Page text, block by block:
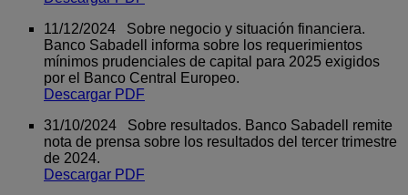
11/12/2024 Sobre negocio y situación financiera.
Banco Sabadell informa sobre los requerimientos
mínimos prudenciales de capital para 2025 exigidos
por el Banco Central Europeo.
Descargar PDF
31/10/2024 Sobre resultados. Banco Sabadell remite
nota de prensa sobre los resultados del tercer trimestre
de 2024.
Descargar PDF